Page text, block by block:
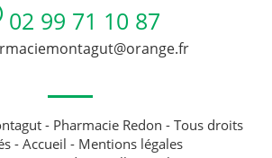
02 99 71 10 87
- Pharmacie Redon - Tous droits
-Accueil - Mentions légales